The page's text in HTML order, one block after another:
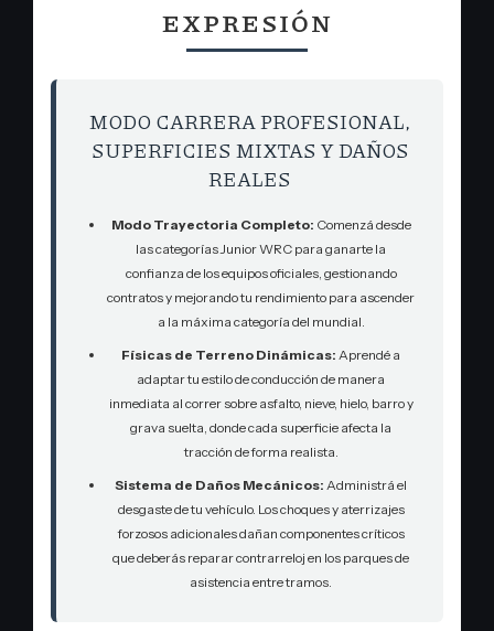
EXPRESIÓN
MODO CARRERA PROFESIONAL,
SUPERFICIES MIXTAS Y DAÑOS
REALES
Modo Trayectoria Completo: Comenzá desde
las categorías Junior WRC para ganarte la
confianza de los equipos oficiales, gestionando
contratos y mejorando tu rendimiento para ascender
a la máxima categoría del mundial.
Físicas de Terreno Dinámicas: Aprendé a
adaptar tu estilo de conducción de manera
inmediata al correr sobre asfalto, nieve, hielo, barro y
grava suelta, donde cada superficie afecta la
tracción de forma realista.
Sistema de Daños Mecánicos: Administrá el
desgaste de tu vehículo. Los choques y aterrizajes
forzosos adicionales dañan componentes críticos
que deberás reparar contrarreloj en los parques de
asistencia entre tramos.